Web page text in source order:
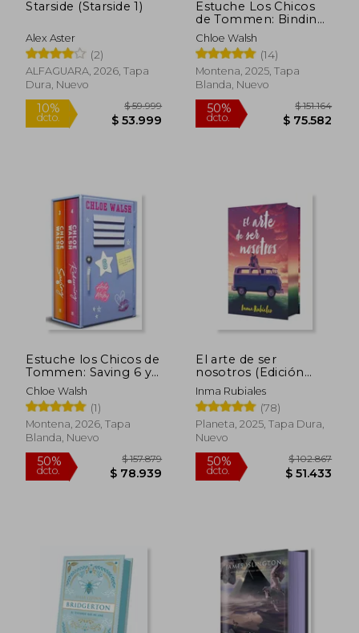
50%
dcto.
$ 124.398
$ 62.199
50%
dcto. $
Starside (Starside 1)
Alex Aster
(2)
ALFAGUARA, 2026, Tapa
Dura, Nuevo
Estuche Los Chicos
de Tommen: Binding
13 y Keeping 13
(Johnny y Shannon)
Chloe Walsh
(14)
Montena, 2025, Tapa
Blanda, Nuevo
Estuche los Chicos de
Tommen: Saving 6 y
Redeeming 6 (Joey y
Aoife)
Chloe Walsh
(1)
Montena, 2026, Tapa
Blanda, Nuevo
El arte de ser
nosotros (Edición
especial)
Inma Rubiales
(78)
Planeta, 2025, Tapa Dura,
Nuevo